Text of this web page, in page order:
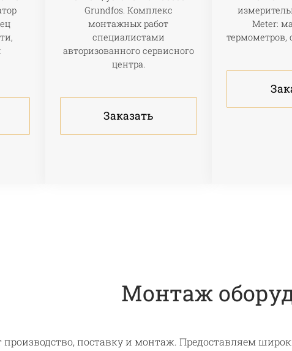
Grundfos. Комплекс
монтажных работ
специалистами
авторизованного сервисного
центра.
Заказать
Meter:
термометров,
Монтаж
поставку и монтаж. Предоставляем